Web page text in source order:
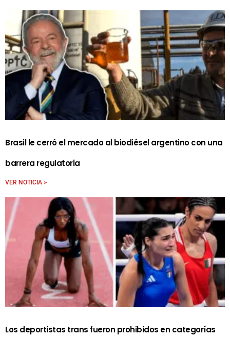
Brasil le cerró el mercado al biodiésel argentino con una
barrera regulatoria
VER NOTICIA >
Los deportistas trans fueron prohibidos en categorías